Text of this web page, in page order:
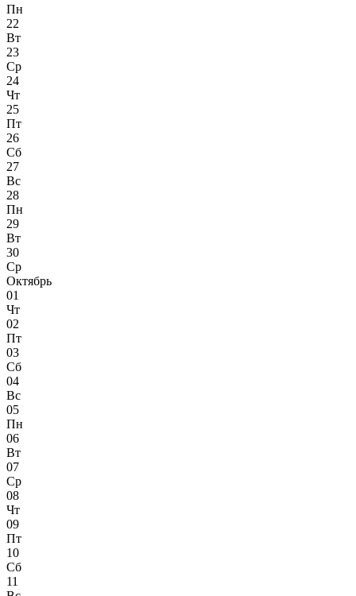
Пн
22
Вт
23
Ср
24
Чт
25
Пт
26
Сб
27
Вс
28
Пн
29
Вт
30
Ср
Октябрь
01
Чт
02
Пт
03
Сб
04
Вс
05
Пн
06
Вт
07
Ср
08
Чт
09
Пт
10
Сб
11